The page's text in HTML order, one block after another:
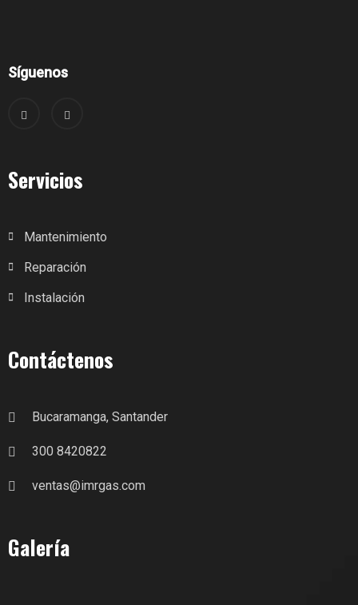
Síguenos
Servicios
Mantenimiento
Reparación
Instalación
Contáctenos
Bucaramanga, Santander
300 8420822
ventas@imrgas.com
Galería